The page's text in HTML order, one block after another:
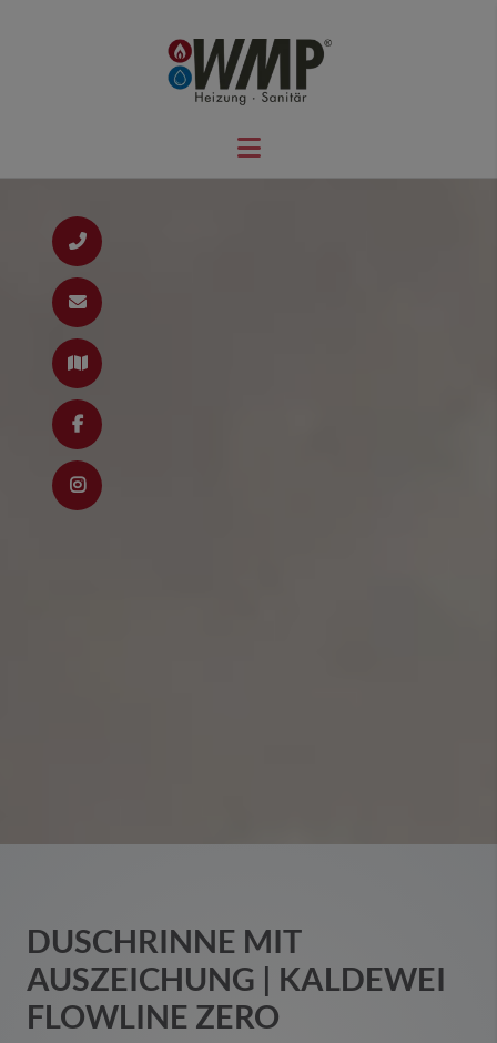
DUSCHRINNE MIT
AUSZEICHUNG | KALDEWEI
FLOWLINE ZERO